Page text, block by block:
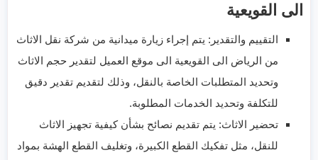
الى القويعية
التقييم والتقدير: يتم إجراء زيارة ميدانية من شركة نقل الاثاث
من الرياض الى القويعية الى موقع العميل لتقدير حجم الاثاث
وتحديد المتطلبات الخاصة بالنقل، وذلك لتقديم تقدير دقيق
للتكلفة وتحديد الخدمات المطلوبة.
تحضير الاثاث: يتم تقديم نصائح بشأن كيفية تجهيز الاثاث
للنقل، مثل تفكيك القطع الكبيرة، وتغليف القطع الهشة بمواد